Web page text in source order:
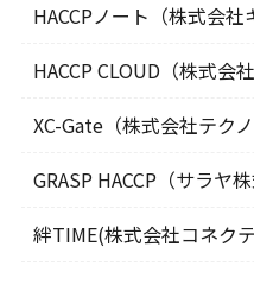
HACCPノート（株式会社
HACCP CLOUD（株式会
XC-Gate（株式会社テクノ
GRASP HACCP（サラヤ株
絆TIME(株式会社コネク